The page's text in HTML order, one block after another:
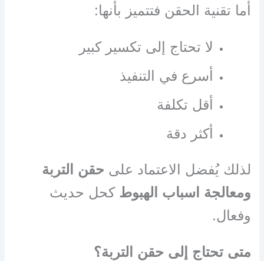
أما تقنية الحقن فتتميز بأنها:
لا تحتاج إلى تكسير كبير
أسرع في التنفيذ
أقل تكلفة
أكثر دقة
لذلك يُفضل الاعتماد على حقن التربة
ومعالجة اسباب الهبوط كحل حديث
وفعال.
متى تحتاج إلى حقن التربة؟